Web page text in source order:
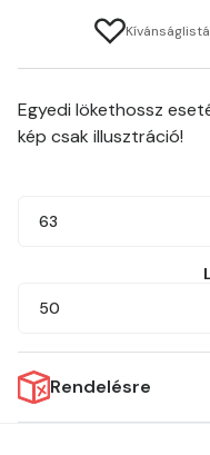
Egyedi lökethossz
kép csak illusztráció!
63
50
Rendelésre